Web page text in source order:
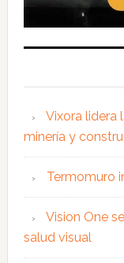
Vixora lidera
minería y
Termomuro
Vision One
salud visual